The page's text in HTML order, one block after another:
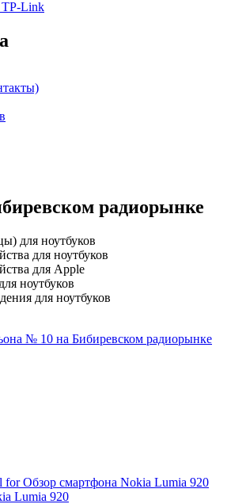
радиорынке
для ноутбуков
для ноутбуков
для Apple
ноутбуков
для ноутбуков
Lumia 920